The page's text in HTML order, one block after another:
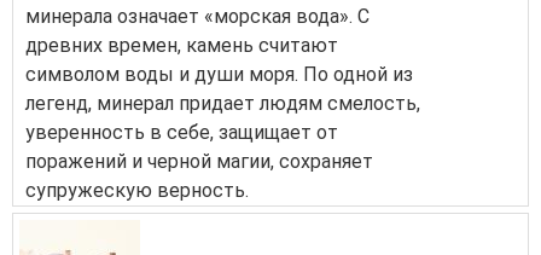
минерала означает «морская вода». С
древних времен, камень считают
символом воды и души моря. По одной из
легенд, минерал придает людям смелость,
уверенность в себе, защищает от
поражений и черной магии, сохраняет
супружескую верность.